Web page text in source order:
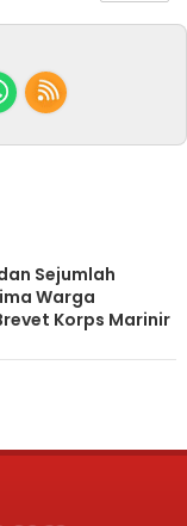
Sejumlah
Warga
Korps Marinir